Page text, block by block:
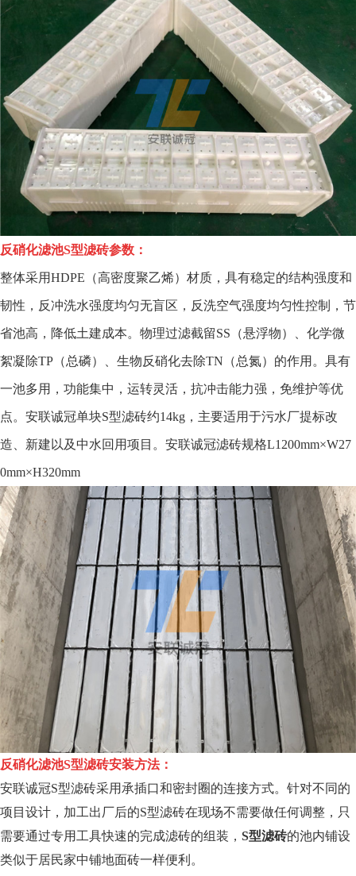
反硝化滤池S型滤砖参数：
整体采用HDPE（高密度聚乙烯）材质，具有稳定的结构强度和
韧性，反冲洗水强度均匀无盲区，反洗空气强度均匀性控制，节
省池高，降低土建成本。物理过滤截留SS（悬浮物）、化学微
絮凝除TP（总磷）、生物反硝化去除TN（总氮）的作用。具有
一池多用，功能集中，运转灵活，抗冲击能力强，免维护等优
点。安联诚冠单块S型滤砖约14kg，主要适用于污水厂提标改
造、新建以及中水回用项目。安联诚冠滤砖规格L1200mm×W27
0mm×H320mm
反硝化滤池S型滤砖安装方法：
安联诚冠S型滤砖采用承插口和密封圈的连接方式。针对不同的
项目设计，加工出厂后的S型滤砖在现场不需要做任何调整，只
需要通过专用工具快速的完成滤砖的组装， S型滤砖的池内铺设
类似于居民家中铺地面砖一样便利。